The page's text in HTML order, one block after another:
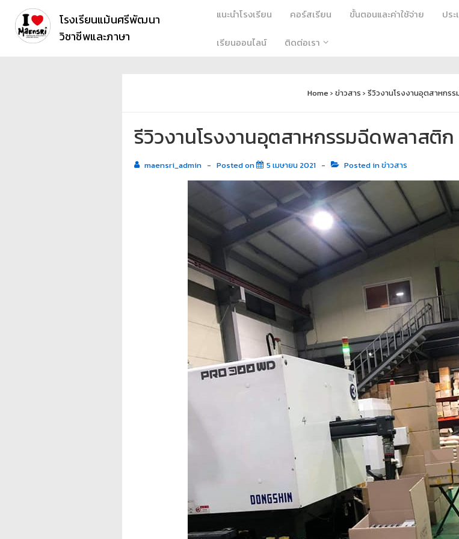
โรงเรียนแม้นศรีพัฒนา
วิชาชีพและภาษา
แนะนำโรงเรียน คอร์สเรียน ขั้นตอนและค่าใช้จ่าย ปร
เรียนออนไลน์ ติดต่อเรา
Home› ข่าวสาร › รีวิวงานโรงงานอุตสาหกร
รีวิวงานโรงงานอุตสาหกรรมฉีดพลาสติก
maensri_admin Posted on 5 เมษายน 2021 Posted inข่าวสาร